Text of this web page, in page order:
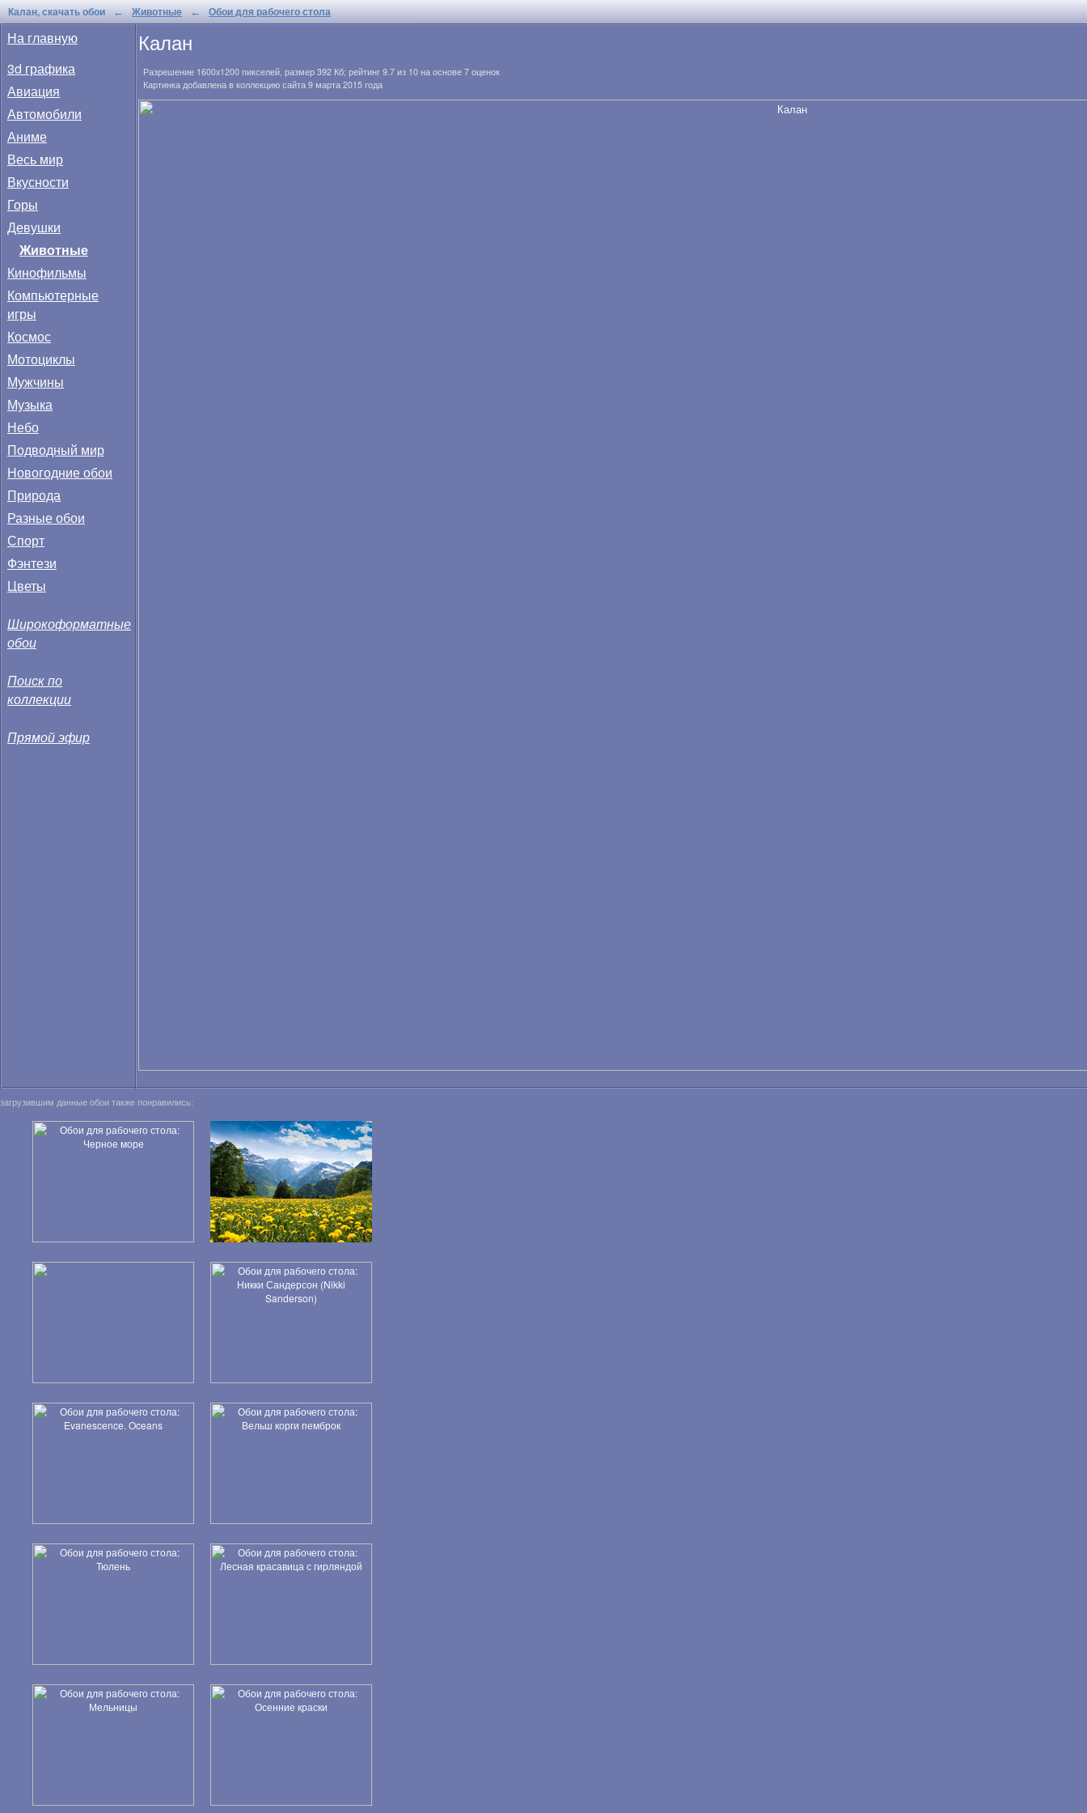
Калан, скачать обои ← Животные ← Обои для рабочего стола
На главную
3d графика
Авиация
Автомобили
Аниме
Весь мир
Вкусности
Горы
Девушки
Животные
Кинофильмы
Компьютерные
игры
Космос
Мотоциклы
Мужчины
Музыка
Небо
Подводный мир
Новогодние обои
Природа
Разные обои
Спорт
Фэнтези
Цветы
Широкоформатные
обои
Поиск по
коллекции
Прямой эфир
Калан
Разрешение 1600x1200 пикселей, размер 392 Кб; рейтинг 9.7 из 10 на основе 7 оценок
Картинка добавлена в коллекцию сайта 9 марта 2015 года
загрузившим данные обои также понравились: